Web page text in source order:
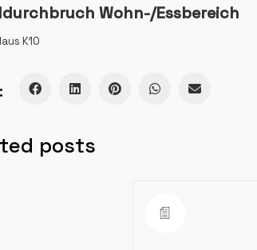
Wohn-/Essbereich
K10
posts